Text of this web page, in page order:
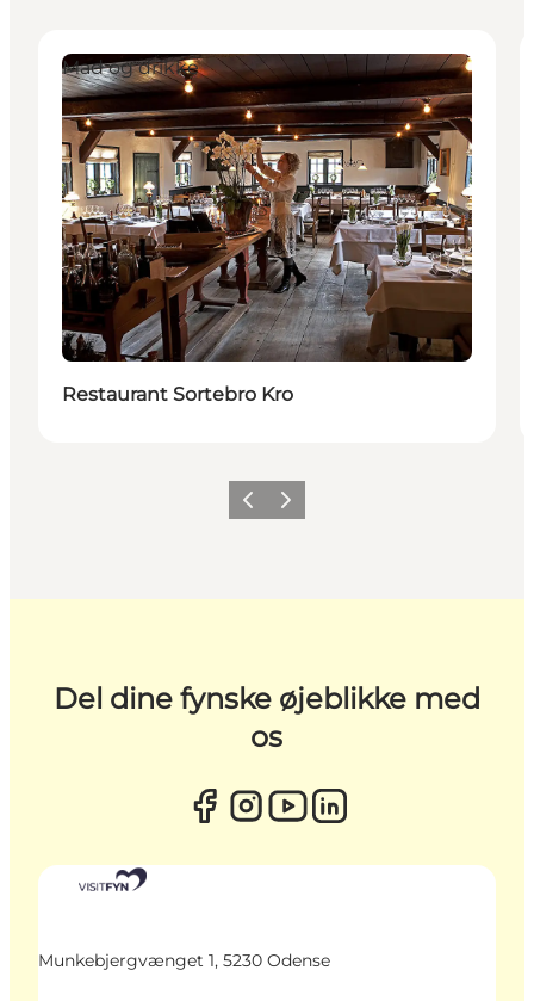
Mad og drikke
Restaurant Sortebro Kro
ForrigeNæste
Del dine fynske øjeblikke med
os
Munkebjergvænget 1, 5230 Odense